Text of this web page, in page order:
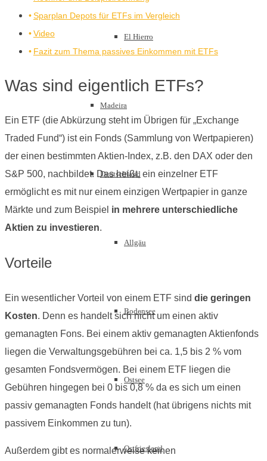
El Hierro
Madeira
Deutschland
Allgäu
Bodensee
Ostsee
Ostfriesland
Sparplan Depots für ETFs im Vergleich
Video
Fazit zum Thema passives Einkommen mit ETFs
Was sind eigentlich ETFs?
Ein ETF (die Abkürzung steht im Übrigen für „Exchange
Traded Fund“) ist ein Fonds (Sammlung von Wertpapieren)
der einen bestimmten Aktien-Index, z.B. den DAX oder den
S&P 500, nachbildet. Das heißt, ein einzelner ETF
ermöglicht es mit nur einem einzigen Wertpapier in ganze
Märkte und zum Beispiel in mehrere unterschiedliche
Aktien zu investieren.
Vorteile
Ein wesentlicher Vorteil von einem ETF sind die geringen
Kosten. Denn es handelt sich nicht um einen aktiv
gemanagten Fons. Bei einem aktiv gemanagten Aktienfonds
liegen die Verwaltungsgebühren bei ca. 1,5 bis 2 % vom
gesamten Fondsvermögen. Bei einem ETF liegen die
Gebühren hingegen bei 0 bis 0,8 % da es sich um einen
passiv gemanagten Fonds handelt (hat übrigens nichts mit
passivem Einkommen zu tun).
Außerdem gibt es normalerweise keinen